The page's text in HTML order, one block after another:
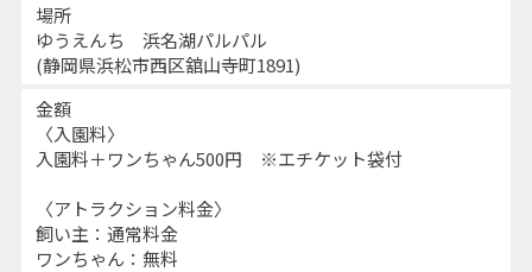
場所
ゆうえんち 浜名湖パルパル
(静岡県浜松市西区舘山寺町1891)
金額
〈入園料〉
入園料＋ワンちゃん500円 ※エチケット袋付
〈アトラクション料金〉
飼い主：通常料金
ワンちゃん：無料